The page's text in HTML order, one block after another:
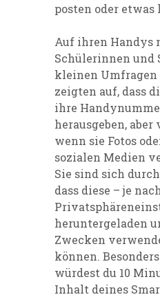
posten oder etwas
Auf ihren Handys
Schülerinnen und
kleinen Umfragen
zeigten auf, dass
ihre
herausgeben,
wenn sie Fotos
sozialen Medien
Sie sind sich
dass diese – je
heruntergeladen
Zwecken
können.
würdest du 10
Inhalt deines